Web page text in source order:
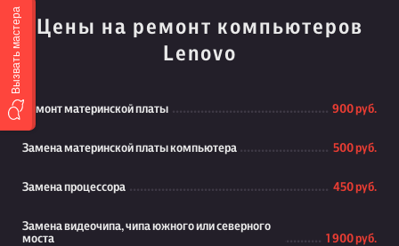
Цены на ремонт компьютеров
Lenovo
Ремонт материнской платы 900 руб.
Замена материнской платы компьютера 500 руб.
Замена процессора 450 руб.
Замена видеочипа, чипа южного или северного
моста
1 900 руб.
Вызвать мастера